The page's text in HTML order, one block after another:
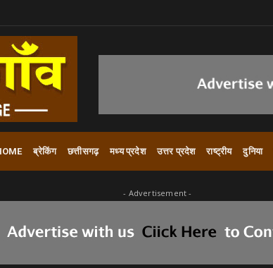
ब्रेकिंग छत्तीसगढ़ मध्य प्रदेश उत्तर प्रदेश राष्ट्रीय दुनिया
- Advertisement -